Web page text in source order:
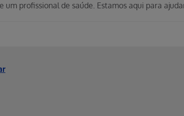
um profissional de saúde. Estamos aqui para